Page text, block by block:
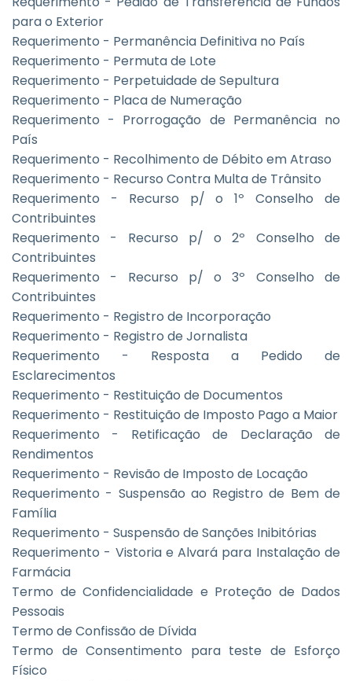
para o Exterior
Requerimento - Permanência Definitiva no País
Requerimento - Permuta de Lote
Requerimento - Perpetuidade de Sepultura
Requerimento - Placa de Numeração
Requerimento - Prorrogação de Permanência no
País
Requerimento - Recolhimento de Débito em Atraso
Requerimento - Recurso Contra Multa de Trânsito
Requerimento - Recurso p/ o 1º Conselho de
Contribuintes
Requerimento - Recurso p/ o 2º Conselho de
Contribuintes
Requerimento - Recurso p/ o 3º Conselho de
Contribuintes
Requerimento - Registro de Incorporação
Requerimento - Registro de Jornalista
Requerimento - Resposta a Pedido de
Esclarecimentos
Requerimento - Restituição de Documentos
Requerimento - Restituição de Imposto Pago a Maior
Requerimento - Retificação de Declaração de
Rendimentos
Requerimento - Revisão de Imposto de Locação
Requerimento - Suspensão ao Registro de Bem de
Família
Requerimento - Suspensão de Sanções Inibitórias
Requerimento - Vistoria e Alvará para Instalação de
Farmácia
Termo de Confidencialidade e Proteção de Dados
Pessoais
Termo de Confissão de Dívida
Termo de Consentimento para teste de Esforço
Físico